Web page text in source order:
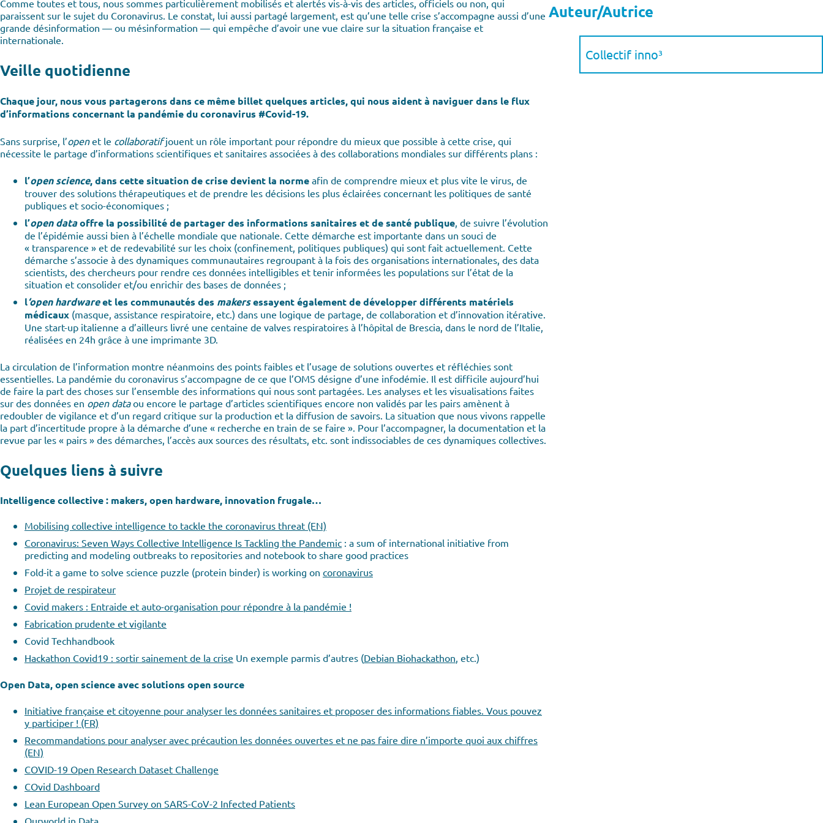
Comme toutes et tous, nous sommes particulièrement mobilisés et alertés vis-à-vis des articles, officiels ou non, qui
paraissent sur le sujet du Coronavirus. Le constat, lui aussi partagé largement, est qu’une telle crise s’accompagne aussi d’une
grande désinformation — ou mésinformation — qui empêche d’avoir une vue claire sur la situation française et
internationale.
Veille quotidienne
Chaque jour, nous vous partagerons dans ce même billet quelques articles, qui nous aident à naviguer dans le flux
d’informations concernant la pandémie du coronavirus #Covid-19.
Sans surprise, l’openet le collaboratifjouent un rôle important pour répondre du mieux que possible à cette crise, qui
nécessite le partage d’informations scientifiques et sanitaires associées à des collaborations mondiales sur différents plans :
l’open science, dans cette situation de crise devient la norme afin de comprendre mieux et plus vite le virus, de
trouver des solutions thérapeutiques et de prendre les décisions les plus éclairées concernant les politiques de santé
publiques et socio-économiques ;
l’open dataoffre la possibilité de partager des informations sanitaires et de santé publique, de suivre l’évolution
de l’épidémie aussi bien à l’échelle mondiale que nationale. Cette démarche est importante dans un souci de
« transparence » et de redevabilité sur les choix (confinement, politiques publiques) qui sont fait actuellement. Cette
démarche s’associe à des dynamiques communautaires regroupant à la fois des organisations internationales, des data
scientists, des chercheurs pour rendre ces données intelligibles et tenir informées les populations sur l’état de la
situation et consolider et/ou enrichir des bases de données ;
l‘open hardwareet les communautés des makersessayent également de développer différents matériels
médicaux (masque, assistance respiratoire, etc.) dans une logique de partage, de collaboration et d’innovation itérative.
Une start-up italienne a d’ailleurs livré une centaine de valves respiratoires à l’hôpital de Brescia, dans le nord de l’Italie,
réalisées en 24h grâce à une imprimante 3D.
La circulation de l’information montre néanmoins des points faibles et l’usage de solutions ouvertes et réfléchies sont
essentielles. La pandémie du coronavirus s’accompagne de ce que l’OMS désigne d’une infodémie. Il est difficile aujourd’hui
de faire la part des choses sur l’ensemble des informations qui nous sont partagées. Les analyses et les visualisations faites
sur des données en open dataou encore le partage d’articles scientifiques encore non validés par les pairs amènent à
redoubler de vigilance et d’un regard critique sur la production et la diffusion de savoirs. La situation que nous vivons rappelle
la part d’incertitude propre à la démarche d’une « recherche en train de se faire ». Pour l’accompagner, la documentation et la
revue par les « pairs » des démarches, l’accès aux sources des résultats, etc. sont indissociables de ces dynamiques collectives.
Quelques liens à suivre
Intelligence collective : makers, open hardware, innovation frugale…
Mobilising collective intelligence to tackle the coronavirus threat (EN)
Coronavirus: Seven Ways Collective Intelligence Is Tackling the Pandemic : a sum of international initiative from
predicting and modeling outbreaks to repositories and notebook to share good practices
Fold-it a game to solve science puzzle (protein binder) is working on coronavirus
Projet de respirateur
Covid makers : Entraide et auto-organisation pour répondre à la pandémie !
Fabrication prudente et vigilante
Covid Techhandbook
Hackathon Covid19 : sortir sainement de la crise Un exemple parmis d’autres (Debian Biohackathon, etc.)
Open Data, open science avec solutions open source
Initiative française et citoyenne pour analyser les données sanitaires et proposer des informations fiables. Vous pouvez
y participer ! (FR)
Recommandations pour analyser avec précaution les données ouvertes et ne pas faire dire n’importe quoi aux chiffres
(EN)
COVID-19 Open Research Dataset Challenge
COvid Dashboard
Lean European Open Survey on SARS-CoV-2 Infected Patients
Ourworld in Data
Auteur/Autrice
Collectif inno³